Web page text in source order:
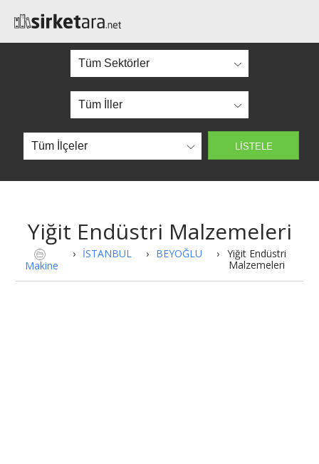
Yiğit Endüstri Malzemeleri
Makine
› İSTANBUL › BEYOĞLU › Yiğit Endüstri
Malzemeleri